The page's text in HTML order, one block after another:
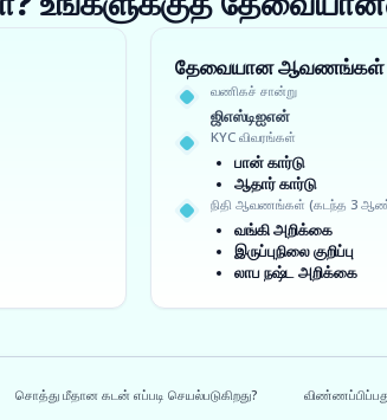
தேவையான ஆவணங்கள்
வணிகச் சான்று
ஜிஎஸ்டிஐஎன்
KYC விவரங்கள்
பான் கார்டு
ஆதார் கார்டு
நிதி ஆவணங்கள் (கடந்த 3
வங்கி அறிக்கை
இருப்புநிலை குறிப்பு
லாப நஷ்ட அறிக்கை
சொத்து மீதான கடன் எப்படி செயல்படுகிறது?